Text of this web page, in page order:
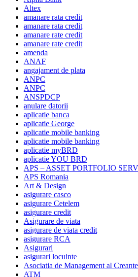
Altex
amanare rata credit
amanare rata credit
amanare rate credit
amanare rate credit
amenda
ANAF
angajament de plata
ANPC
ANPC
ANSPDCP
anulare datorii
aplicatie banca
aplicatie George
aplicatie mobile banking
aplicatie mobile banking
aplicatie myBRD
aplicatie YOU BRD
APS – ASSET PORTFOLIO
APS Romania
Art & Design
asigurare casco
asigurare Cetelem
asigurare credit
Asigurare de viata
asigurare de viata credit
asigurare RCA
Asigurari
asigurari locuinte
Asociatia de Management al
ATM